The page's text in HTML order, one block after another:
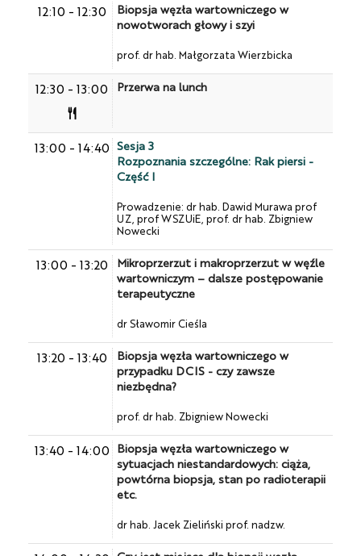
12:10 - 12:30
Biopsja węzła wartowniczego w
nowotworach głowy i szyi
prof. dr hab. Małgorzata Wierzbicka
12:30 - 13:00 Przerwa na lunch
13:00 - 14:40 Sesja 3
Rozpoznania szczególne: Rak piersi -
Część I
Prowadzenie: dr hab. Dawid Murawa prof
UZ, prof WSZUiE, prof. dr hab. Zbigniew
Nowecki
13:00 - 13:20
Mikroprzerzut i makroprzerzut w węźle
wartowniczym – dalsze postępowanie
terapeutyczne
dr Sławomir Cieśla
13:20 - 13:40
Biopsja węzła wartowniczego w
przypadku DCIS - czy zawsze
niezbędna?
prof. dr hab. Zbigniew Nowecki
13:40 - 14:00
Biopsja węzła wartowniczego w
sytuacjach niestandardowych: ciąża,
powtórna biopsja, stan po radioterapii
etc.
dr hab. Jacek Zieliński prof. nadzw.